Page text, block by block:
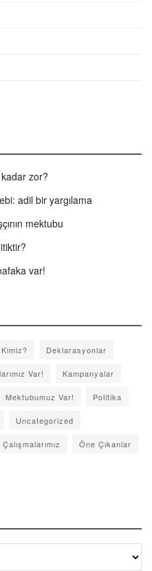
zor?
adil bir yargılama
mektubu
var!
Deklarasyonlar
Var! Kampanyalar
Mektubumuz Var! Politika
Uncategorized
Çalışmalarımız Öne Çıkanlar